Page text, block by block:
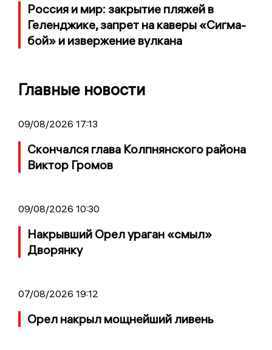
Россия и мир: закрытие пляжей в
Геленджике, запрет на каверы «Сигма-
бой» и извержение вулкана
Главные новости
09/08/2026 17:13
Скончался глава Колпнянского района
Виктор Громов
09/08/2026 10:30
Накрывший Орел ураган «смыл»
Дворянку
07/08/2026 19:12
Орел накрыл мощнейший ливень